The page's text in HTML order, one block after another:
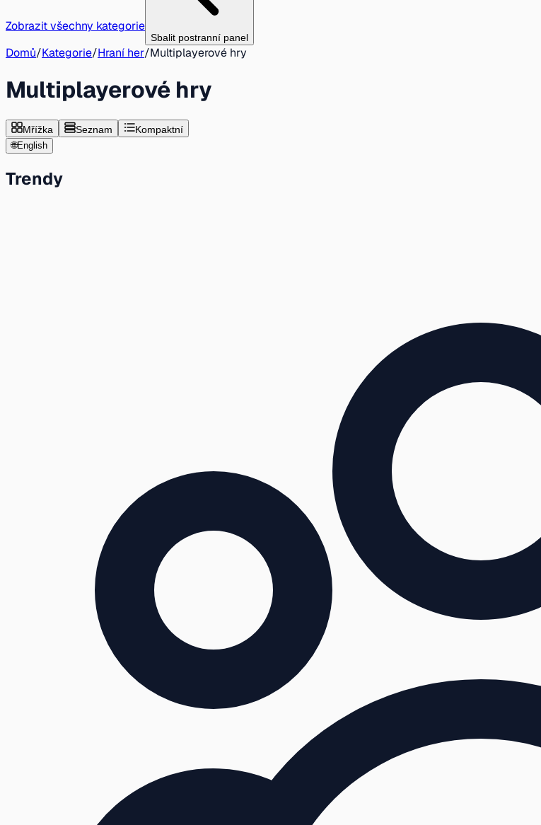
Zobrazit všechny kategorie
Sbalit postranní panel
Domů/Kategorie/Hraní her/Multiplayerové hry
Multiplayerové hry
Mřížka Seznam Kompaktní
🌐English
Trendy